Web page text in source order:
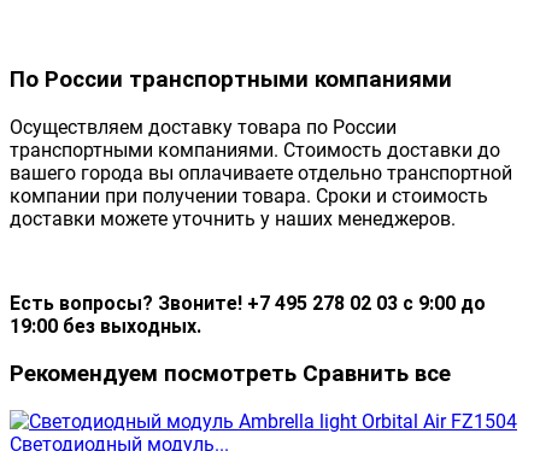
По России транспортными компаниями
Осуществляем доставку товара по России
транспортными компаниями. Стоимость доставки до
вашего города вы оплачиваете отдельно транспортной
компании при получении товара. Сроки и стоимость
доставки можете уточнить у наших менеджеров.
Есть вопросы? Звоните! +7 495 278 02 03 с 9:00 до
19:00 без выходных.
Рекомендуем посмотреть Сравнить все
Светодиодный модуль...